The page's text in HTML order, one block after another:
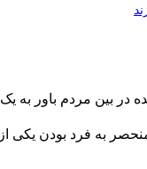
در بین مردم باور
منحصر به فرد بودن